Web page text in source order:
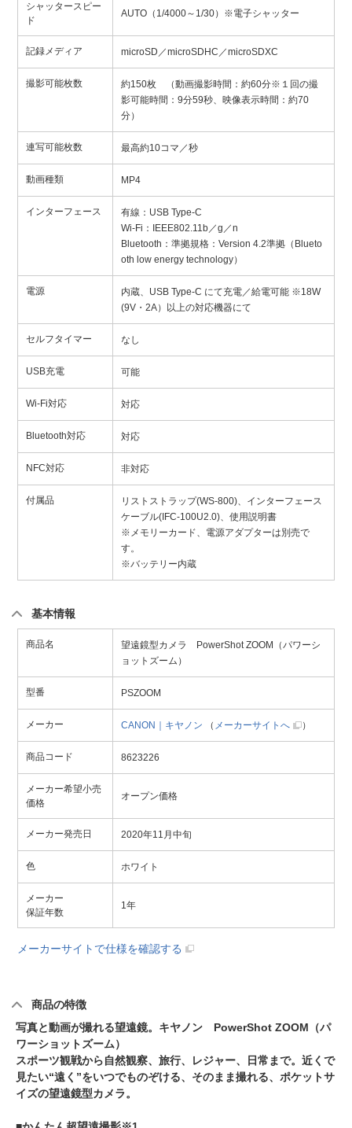
シャッタースピー
ド
AUTO（1/4000～1/30）※電子シャッター
記録メディア microSD／microSDHC／microSDXC
撮影可能枚数
約150枚 （動画撮影時間：約60分※１回の撮
影可能時間：9分59秒、映像表示時間：約70
分）
連写可能枚数 最高約10コマ／秒
動画種類 MP4
インターフェース
有線：USB Type-C
Wi-Fi：IEEE802.11b／g／n
Bluetooth：準拠規格：Version 4.2準拠（Blueto
oth low energy technology）
電源
内蔵、USB Type-C にて充電／給電可能 ※18W
(9V・2A）以上の対応機器にて
セルフタイマー なし
USB充電 可能
Wi-Fi対応 対応
Bluetooth対応 対応
NFC対応 非対応
付属品
リストストラップ(WS-800)、インターフェース
ケーブル(IFC-100U2.0)、使用説明書
※メモリーカード、電源アダプターは別売で
す。
※バッテリー内蔵
基本情報
商品名
望遠鏡型カメラ PowerShot ZOOM（パワーシ
ョットズーム）
型番 PSZOOM
メーカー CANON｜キヤノン （ メーカーサイトへ ）
商品コード 8623226
メーカー希望小売
価格
オープン価格
メーカー発売日 2020年11月中旬
色 ホワイト
メーカー
保証年数
1年
メーカーサイトで仕様を確認する
商品の特徴
写真と動画が撮れる望遠鏡。キヤノン PowerShot ZOOM（パ
ワーショットズーム）
スポーツ観戦から自然観察、旅行、レジャー、日常まで。近くで
見たい“遠く”をいつでものぞける、そのまま撮れる、ポケットサ
イズの望遠鏡型カメラ。